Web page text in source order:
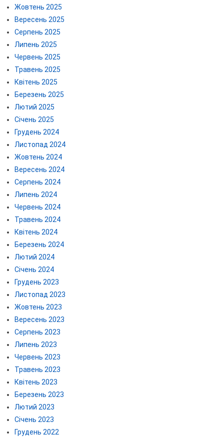
Жовтень 2025
Вересень 2025
Серпень 2025
Липень 2025
Червень 2025
Травень 2025
Квітень 2025
Березень 2025
Лютий 2025
Січень 2025
Грудень 2024
Листопад 2024
Жовтень 2024
Вересень 2024
Серпень 2024
Липень 2024
Червень 2024
Травень 2024
Квітень 2024
Березень 2024
Лютий 2024
Січень 2024
Грудень 2023
Листопад 2023
Жовтень 2023
Вересень 2023
Серпень 2023
Липень 2023
Червень 2023
Травень 2023
Квітень 2023
Березень 2023
Лютий 2023
Січень 2023
Грудень 2022